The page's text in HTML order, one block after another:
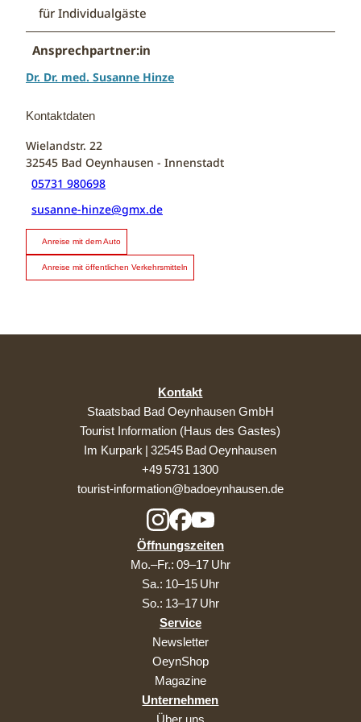
für Individualgäste
Ansprechpartner:in
Dr. Dr. med. Susanne Hinze
Kontaktdaten
Wielandstr. 22
32545 Bad Oeynhausen - Innenstadt
05731 980698
susanne-hinze@gmx.de
Anreise mit dem Auto
Anreise mit öffentlichen Verkehrsmitteln
Kontakt
Staatsbad Bad Oeynhausen GmbH
Tourist Information (Haus des Gastes)
Im Kurpark | 32545 Bad Oeynhausen
+49 5731 1300
tourist-information@badoeynhausen.de
Öffnungszeiten
Mo.–Fr.: 09–17 Uhr
Sa.: 10–15 Uhr
So.: 13–17 Uhr
Service
Newsletter
OeynShop
Magazine
Unternehmen
Über uns